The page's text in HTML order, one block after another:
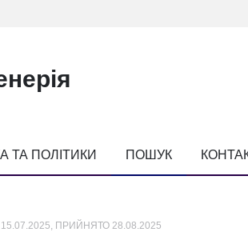
ТА ПОЛІТИКИ ПОШУК
ПРИЙНЯТО 28.08.2025